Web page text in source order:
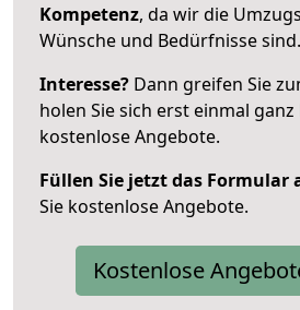
Kompetenz, da wir die
Wünsche und Bedürfnisse sind.
Interesse? Dann greifen Sie
holen Sie sich erst einmal
kostenlose Angebote.
Füllen Sie jetzt das Formular
Sie kostenlose Angebote.
Kostenlose